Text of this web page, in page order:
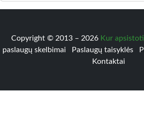
Copyright © 2013 – 2026 Kur
paslaugų skelbimai
Paslaugų taisyklės
Kontaktai